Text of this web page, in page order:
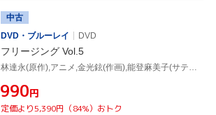
中古
DVD・ブルーレイ
DVD
フリージング Vol.5
¥990円
定価より5,390円（84%）おトク